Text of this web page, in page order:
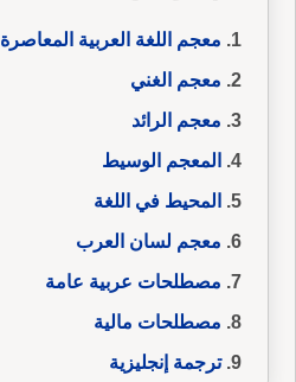
معجم اللغة العربية المعاصرة
معجم الغني
معجم الرائد
المعجم الوسيط
المحيط في اللغة
معجم لسان العرب
مصطلحات عربية عامة
مصطلحات مالية
ترجمة إنجليزية